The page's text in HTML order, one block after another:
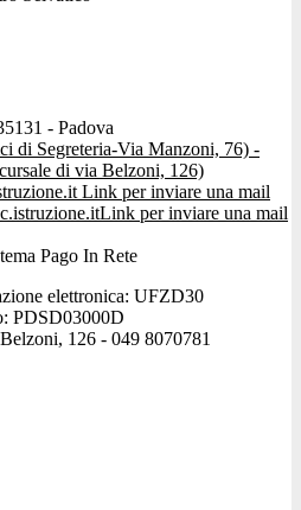
- Padova
di Segreteria-Via Manzoni, 76) -
di via Belzoni, 126)
Link per inviare una mail
Link per inviare una mail
Pago In Rete
elettronica: UFZD30
PDSD03000D
126 - 049 8070781